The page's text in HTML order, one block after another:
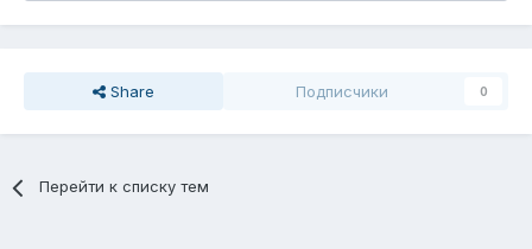
Share Подписчики 0
Перейти к списку тем